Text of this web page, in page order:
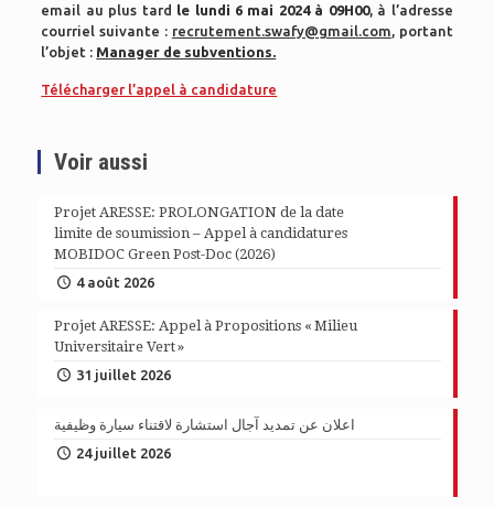
email au plus tard le lundi 6 mai 2024 à 09H00, à l’adresse
courriel suivante : recrutement.swafy@gmail.com, portant
l’objet : Manager de subventions.
Télécharger l’appel à candidature
Voir aussi
Projet ARESSE: PROLONGATION de la date
limite de soumission – Appel à candidatures
MOBIDOC Green Post-Doc (2026)
4 août 2026
Projet ARESSE: Appel à Propositions « Milieu
Universitaire Vert »
31 juillet 2026
اعلان عن تمديد آجال استشارة لاقتناء سيارة وظيفية
24 juillet 2026